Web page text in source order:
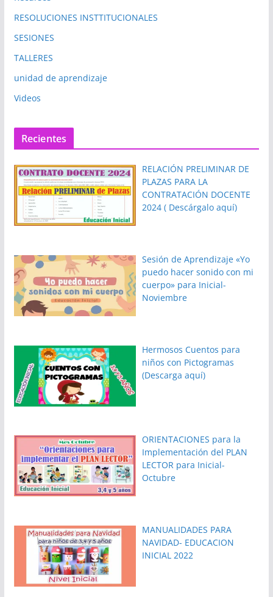
RESOLUCIONES INSTTITUCIONALES
SESIONES
TALLERES
unidad de aprendizaje
Videos
Recientes
RELACIÓN PRELIMINAR DE
PLAZAS PARA LA
CONTRATACIÓN DOCENTE
2024 ( Descárgalo aquí)
Sesión de Aprendizaje «Yo
puedo hacer sonido con mi
cuerpo» para Inicial-
Noviembre
Hermosos Cuentos para
niños con Pictogramas
(Descarga aquí)
ORIENTACIONES para la
Implementación del PLAN
LECTOR para Inicial-
Octubre
MANUALIDADES PARA
NAVIDAD- EDUCACION
INICIAL 2022